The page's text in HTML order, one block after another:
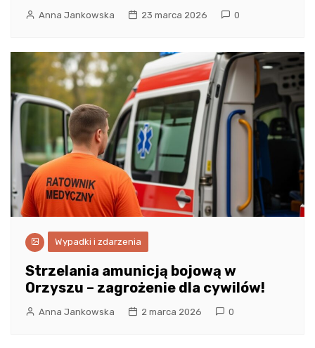
Anna Jankowska 23 marca 2026 0
Wypadki i zdarzenia
Strzelania amunicją bojową w
Orzyszu – zagrożenie dla cywilów!
Anna Jankowska 2 marca 2026 0